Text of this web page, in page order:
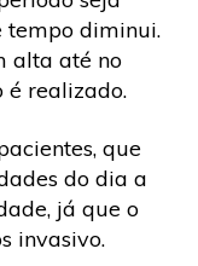
tempo diminui.
alta até no
é realizado.
que
do dia a
já que o
invasivo.